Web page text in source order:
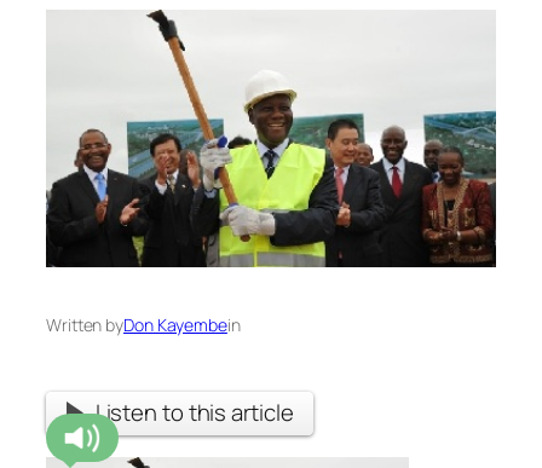
Written byDon Kayembein
Listen to this article